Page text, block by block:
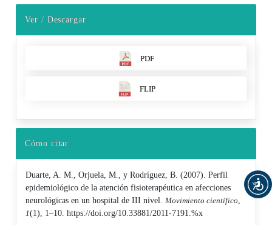
Ver / Descargar
PDF
FLIP
Cómo citar
Duarte, A. M., Orjuela, M., y Rodríguez, B. (2007). Perfil
epidemiológico de la atención fisioterapéutica en afecciones
neurológicas en un hospital de III nivel.Movimiento científico,
1(1), 1–10. https://doi.org/10.33881/2011-7191.%x